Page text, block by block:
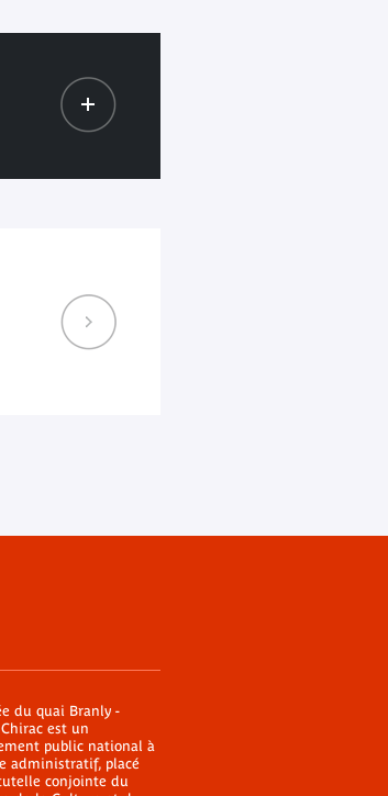
du quai Branly -
est un
public national à
administratif, placé
conjointe du